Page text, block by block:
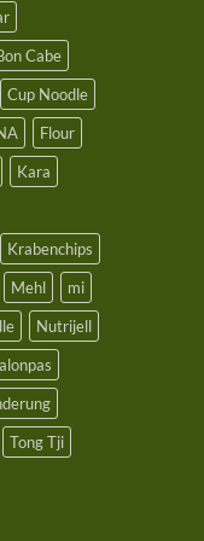
Cabe
Cup Noodle
Flour
Kara
Krabenchips
Mehl
mi
Nutrijell
Tong Tji